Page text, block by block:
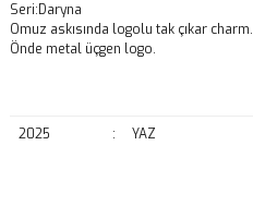
Seri:Daryna
Omuz askısında logolu tak çıkar charm.
Önde metal üçgen logo.
2025 : YAZ